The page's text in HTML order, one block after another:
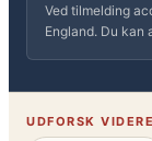
Ved tilmelding
England. Du kan
UDFORSK VIDERE